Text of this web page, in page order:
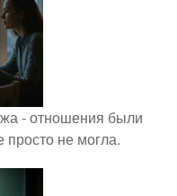
- отношения были
не могла.